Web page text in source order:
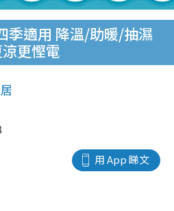
季適用 降溫/助暖/抽濕
更慳電
用 App 睇文